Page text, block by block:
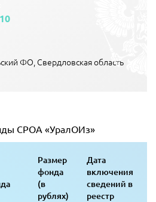
ФО, Свердловская область
СРОA «УралОИз»
Размер
фонда
(в
рублях)
Дата
включения
сведений в
реестр